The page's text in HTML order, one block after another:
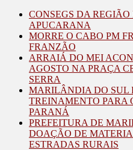
CONSEGS DA REGIÃO
APUCARANA
MORRE O CABO PM
FRANZÃO
ARRAIÁ DO MEI
AGOSTO NA PRAÇA
SERRA
MARILÂNDIA DO SUL
TREINAMENTO PARA
PARANÁ
PREFEITURA DE
DOAÇÃO DE
ESTRADAS RURAIS